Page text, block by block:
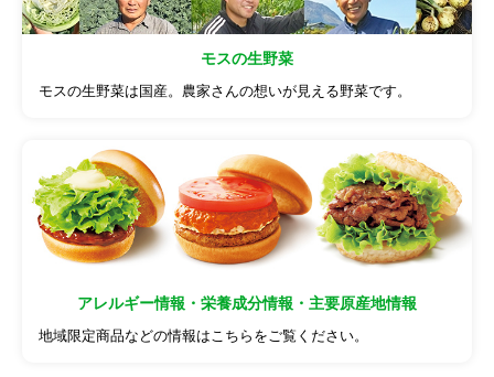
モスの生野菜
モスの生野菜は国産。農家さんの想いが見える野菜です。
アレルギー情報・栄養成分情報・主要原産地情報
地域限定商品などの情報はこちらをご覧ください。